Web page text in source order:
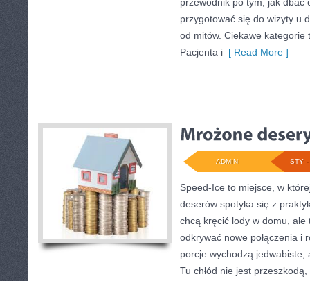
przygotować się do wizyty u
od mitów. Ciekawe kategorie
Pacjenta i [ Read More ]
STY -
ADMIN
Speed-Ice to miejsce, w
deserów spotyka się z
chcą kręcić lody w domu,
odkrywać nowe połączenia i
porcje wychodzą
Tu chłód nie jest